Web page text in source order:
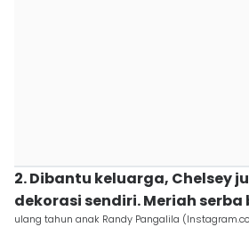
2. Dibantu keluarga, Chelsey
dekorasi sendiri. Meriah serba
ulang tahun anak Randy Pangalila